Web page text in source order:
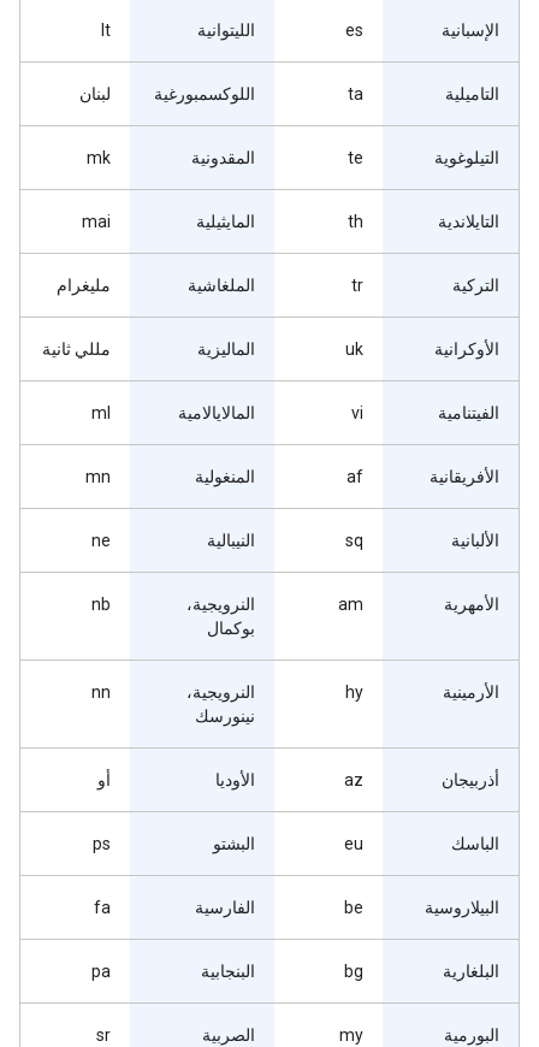
الإسبانية es الليتوانية lt
التاميلية ta اللوكسمبورغية لبنان
التيلوغوية te المقدونية mk
التايلاندية th المايثيلية mai
التركية tr الملغاشية مليغرام
الأوكرانية uk الماليزية مللي ثانية
الفيتنامية vi المالايالامية ml
الأفريقانية af المنغولية mn
الألبانية sq النيبالية ne
الأمهرية am
النرويجية،
بوكمال
nb
الأرمينية hy
النرويجية،
نينورسك
nn
أذربيجان az الأوديا أو
الباسك eu البشتو ps
البيلاروسية be الفارسية fa
البلغارية bg البنجابية pa
البورمية my الصربية sr